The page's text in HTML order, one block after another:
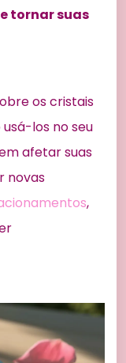
tornar suas
os cristais
los no seu
afetar suas
novas
,